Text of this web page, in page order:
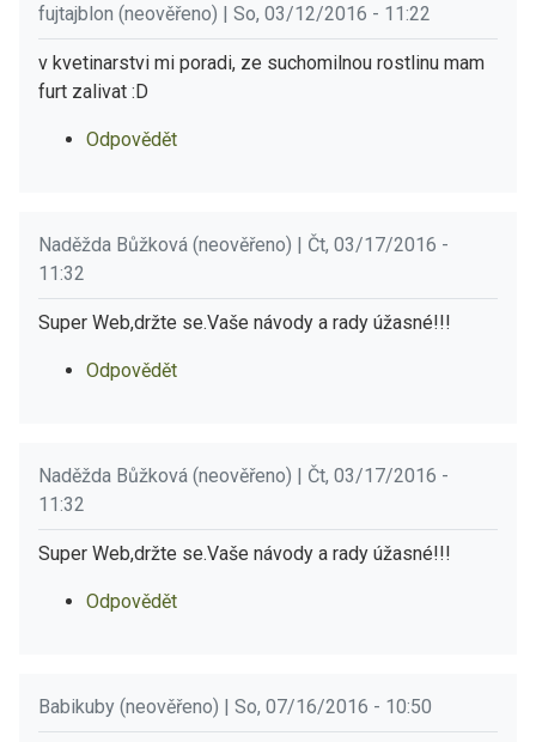
fujtajblon (neověřeno) | So, 03/12/2016 - 11:22
v kvetinarstvi mi poradi, ze suchomilnou rostlinu mam
furt zalivat :D
Odpovědět
Naděžda Bůžková (neověřeno) | Čt, 03/17/2016 -
11:32
Super Web,držte se.Vaše návody a rady úžasné!!!
Odpovědět
Naděžda Bůžková (neověřeno) | Čt, 03/17/2016 -
11:32
Super Web,držte se.Vaše návody a rady úžasné!!!
Odpovědět
Babikuby (neověřeno) | So, 07/16/2016 - 10:50